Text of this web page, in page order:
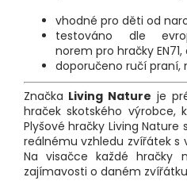
vhodné pro děti od
testováno dle
norem pro hračky EN71,
doporučeno ručí praní,
Značka Living Nature je
hraček skotského výrobce,
Plyšové hračky Living
reálnému vzhledu zvířátek s
Na visačce každé hračky
zajímavosti o daném